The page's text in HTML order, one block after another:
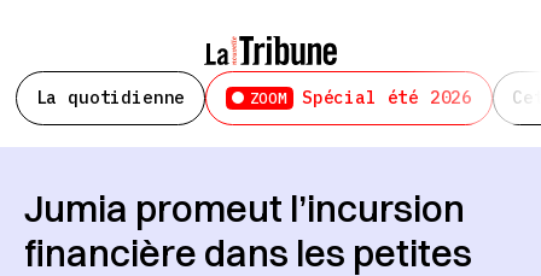
La quotidienne ZOOM Spécial été 2026
Jumia promeut l’incursion
financière dans les petites